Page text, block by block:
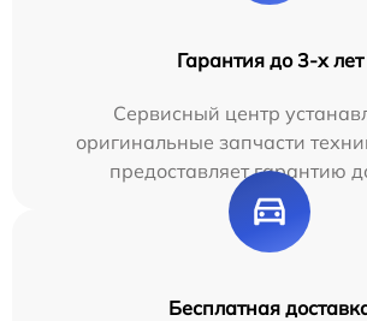
Гарантия до 3-х лет
Сервисный центр
оригинальные запчасти
предоставляет гарантию
Бесплатная